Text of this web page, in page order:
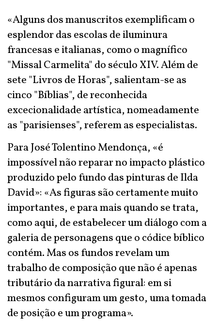
«Alguns dos manuscritos exemplificam o
esplendor das escolas de iluminura
francesas e italianas, como o magnífico
"Missal Carmelita" do século XIV. Além de
sete "Livros de Horas", salientam-se as
cinco "Bíblias", de reconhecida
excecionalidade artística, nomeadamente
as "parisienses", referem as especialistas.
Para José Tolentino Mendonça, «é
impossível não reparar no impacto plástico
produzido pelo fundo das pinturas de Ilda
David»: «As figuras são certamente muito
importantes, e para mais quando se trata,
como aqui, de estabelecer um diálogo com a
galeria de personagens que o códice bíblico
contém. Mas os fundos revelam um
trabalho de composição que não é apenas
tributário da narrativa figural: em si
mesmos configuram um gesto, uma tomada
de posição e um programa».